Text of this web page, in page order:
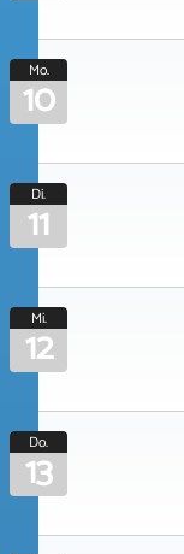
Mo.
10
Di.
11
Mi.
12
Do.
13